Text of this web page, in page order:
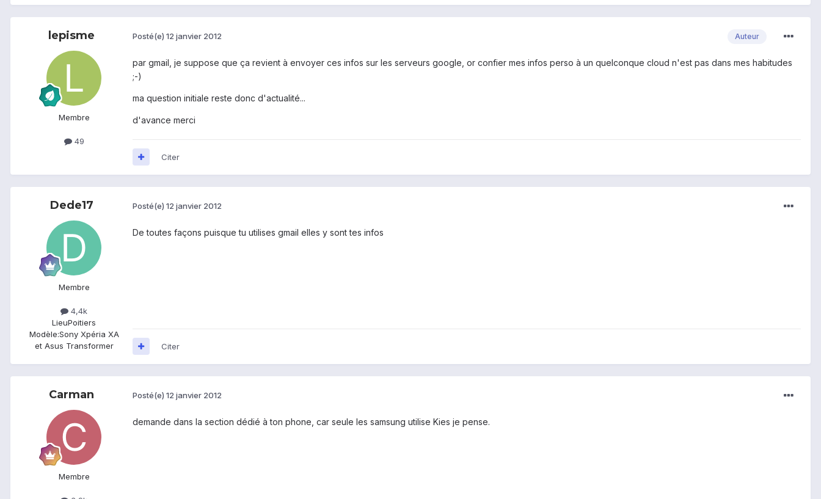
lepisme
Membre
49
Auteur
Posté(e) 12 janvier 2012
par gmail, je suppose que ça revient à envoyer ces infos sur les serveurs google, or confier mes infos perso à un quelconque cloud n'est pas dans mes habitudes
;-)
ma question initiale reste donc d'actualité...
d'avance merci
Citer
Dede17
Membre
4,4k
LieuPoitiers
Modèle:Sony Xpéria XA
et Asus Transformer
Posté(e) 12 janvier 2012
De toutes façons puisque tu utilises gmail elles y sont tes infos
Citer
Carman
Membre
Posté(e) 12 janvier 2012
demande dans la section dédié à ton phone, car seule les samsung utilise Kies je pense.